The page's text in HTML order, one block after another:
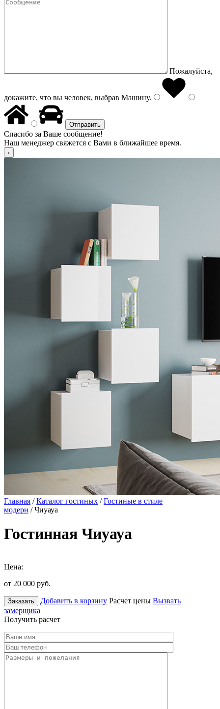
Пожалуйста,
докажите, что вы человек, выбрав Машину.
Спасибо за Ваше сообщение!
Наш менеджер свяжется с Вами в ближайшее время.
Главная /Каталог гостиных /Гостиные в стиле
модерн / Чиуауа
Гостинная Чиуауа
Цена:
от 20 000 руб.
Заказать Добавить в корзину Расчет цены Вызвать
замерщика
Получить расчет